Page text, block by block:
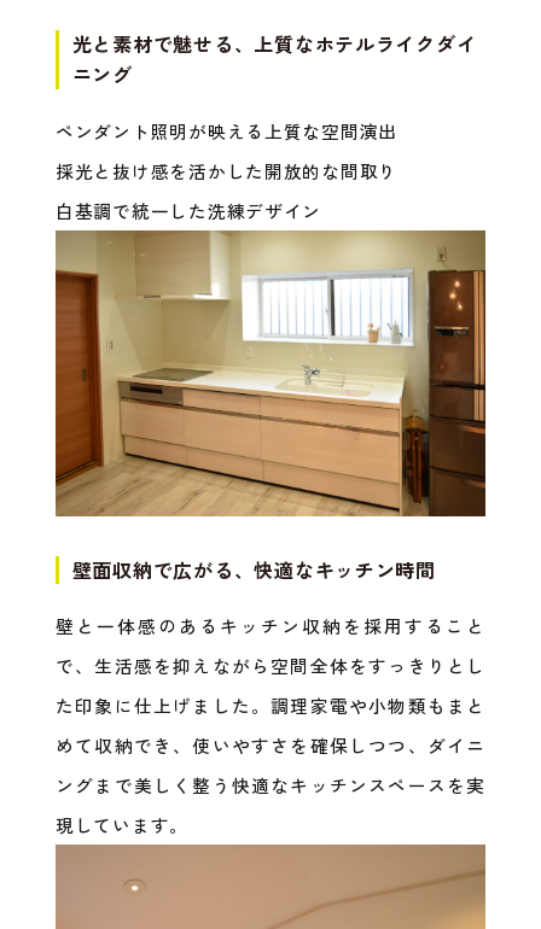
光と素材で魅せる、上質なホテルライクダイ
ニング
ペンダント照明が映える上質な空間演出
採光と抜け感を活かした開放的な間取り
白基調で統一した洗練デザイン
壁面収納で広がる、快適なキッチン時間
壁と一体感のあるキッチン収納を採用すること
で、生活感を抑えながら空間全体をすっきりとし
た印象に仕上げました。調理家電や小物類もまと
めて収納でき、使いやすさを確保しつつ、ダイニ
ングまで美しく整う快適なキッチンスペースを実
現しています。